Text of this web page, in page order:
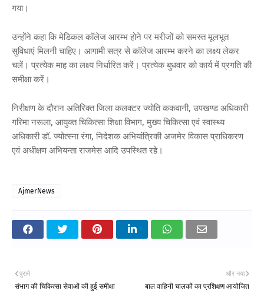
गया।
उन्होंने कहा कि मेडिकल कॉलेज आरम्भ होने पर मरीजों को समस्त मूलभूत
सुविधाएं मिलनी चाहिए। आगामी सत्र से कॉलेज आरम्भ करने का लक्ष्य लेकर
चलें। प्रत्येक माह का लक्ष्य निर्धारित करें। प्रत्येक बुधवार को कार्य में प्रगति की
समीक्षा करें।
निरीक्षण के दौरान अतिरिक्त जिला कलक्टर ज्योति ककवानी, उपखण्ड अधिकारी
गरिमा नरूला, आयुक्त चिकित्सा शिक्षा विभाग, मुख्य चिकित्सा एवं स्वास्थ्य
अधिकारी डॉ. ज्योत्स्ना रंगा, निदेशक अभियांत्रिकी अजमेर विकास प्राधिकरण
एवं अधीक्षण अभियन्ता राजमेस आदि उपस्थित रहे।
AjmerNews
और नया
बाल वाहिनी चालकों का प्रशिक्षण आयोजित
पुराने
संभाग की चिकित्सा सेवाओं की हुई समीक्षा